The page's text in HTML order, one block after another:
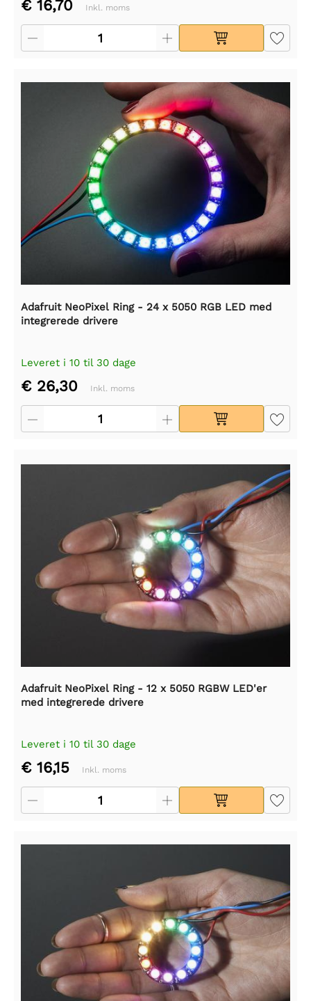
€ 16,70 Inkl. moms
Adafruit NeoPixel Ring - 24 x 5050 RGB LED med
integrerede drivere
Leveret i 10 til 30 dage
€ 26,30 Inkl. moms
Adafruit NeoPixel Ring - 12 x 5050 RGBW LED'er
med integrerede drivere
Leveret i 10 til 30 dage
€ 16,15 Inkl. moms